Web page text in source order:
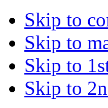
Skip to
Skip to
Skip to
Skip to